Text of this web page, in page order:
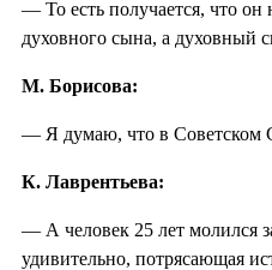
— То есть получается, что он
духовного сына, а духовный
М. Борисова:
— Я думаю, что в Советском
К. Лаврентьева:
— А человек 25 лет молился
удивительно, потрясающая